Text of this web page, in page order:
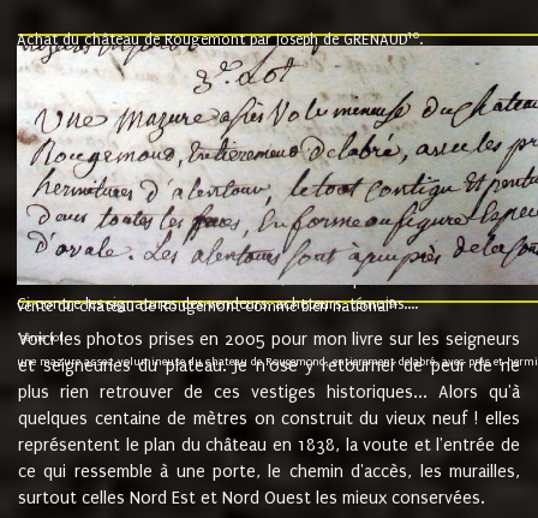
Achat du château de Rougemont par Joseph de GRENAUD10.
"l'an mil six cent soixante treze le ving neuvième jour du mois de
nommé fut présent Messire Claude Guillaume de Moyriat chevalier baron
vend, purement simplement et irrevocablement a monseigneur monsieur
et chavannes conseiller du roy au parlement de Bourgogne, present et
que le dit seigneur Baron de la Vellière a sur ses hommes, indivisables et
de la Velliere tout ainsi et comme le dit seigneur Baron et ses
présent......"
suivent les rentes, donation des terriers, etc... au prix de 880 livre louis
Ci contre les signatures des vendeurs, acheteurs, témoins....
vente du château de Rougemont comme bien national9.
"3ème lot
une mazure assez volumineuse du chateau de Rougemond, entierement delabré, avec près et
Voici les photos prises en 2005 pour mon livre sur les seigneurs
et seigneuries du plateau. Je n'ose y retourner de peur de ne
plus rien retrouver de ces vestiges historiques... Alors qu'à
quelques centaine de mètres on construit du vieux neuf ! elles
représentent le plan du château en 1838, la voute et l'entrée de
ce qui ressemble à une porte, le chemin d'accès, les murailles,
surtout celles Nord Est et Nord Ouest les mieux conservées.